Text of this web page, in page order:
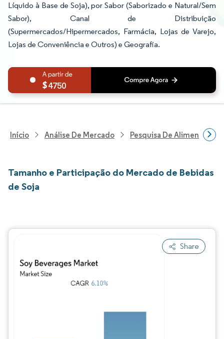
Líquido à Base de Soja), por Sabor (Saborizado e Natural/Sem
Sabor), Canal de Distribuição
(Supermercados/Hipermercados, Farmácia, Lojas de Varejo,
Lojas de Conveniência e Outros) e Geografia.
4750
Início Análise De Mercado Pesquisa De Alimentos E
Tamanho e Participação do Mercado de Bebidas
de Soja
Share